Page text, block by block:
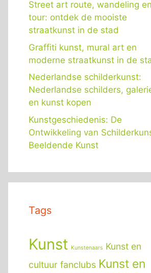
Street art route, wandeling en
tour: ontdek de mooiste
straatkunst in de stad
Graffiti kunst, mural art en
moderne straatkunst in de
Nederlandse schilderkunst:
Nederlandse schilders,
en kunst kopen
Kunstgeschiedenis: De
Ontwikkeling van
Beeldende Kunst
Tags
Kunst Kunstenaars Kunst en
cultuur fanclubs Kunst en